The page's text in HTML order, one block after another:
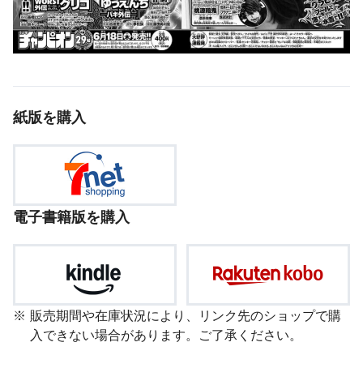
紙版を購入
電子書籍版を購入
販売期間や在庫状況により、リンク先のショップで購
入できない場合があります。ご了承ください。